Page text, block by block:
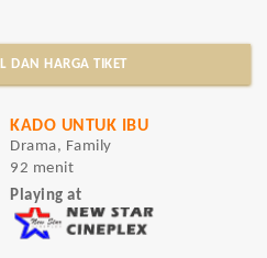
DAN HARGA TIKET
KADO UNTUK IBU
Drama, Family
92 menit
Playing at